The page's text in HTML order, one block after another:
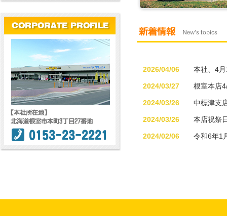
2026/04/06
皆様のご
2024/03/27 根室本店
2024/03/26 中標津支
2024/03/26 本店祝祭
2024/02/06 令和6年1